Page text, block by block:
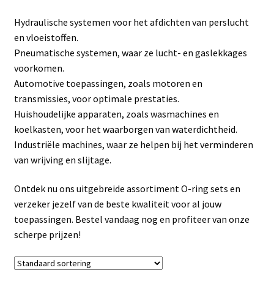
Over Ons
Overzicht
Privacybeleid
Videos
Winkelwagen
Hydraulische systemen voor het afdichten van perslucht
en vloeistoffen.
Pneumatische systemen, waar ze lucht- en gaslekkages
voorkomen.
Automotive toepassingen, zoals motoren en
transmissies, voor optimale prestaties.
Huishoudelijke apparaten, zoals wasmachines en
koelkasten, voor het waarborgen van waterdichtheid.
Industriële machines, waar ze helpen bij het verminderen
van wrijving en slijtage.
Ontdek nu ons uitgebreide assortiment O-ring sets en
verzeker jezelf van de beste kwaliteit voor al jouw
toepassingen. Bestel vandaag nog en profiteer van onze
scherpe prijzen!